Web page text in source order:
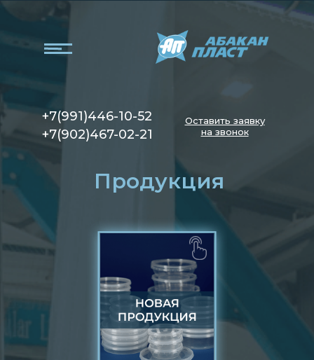
+7(991)446-10-52
Оставить заявку
на звонок
Продукция
+7(902)467-02-21